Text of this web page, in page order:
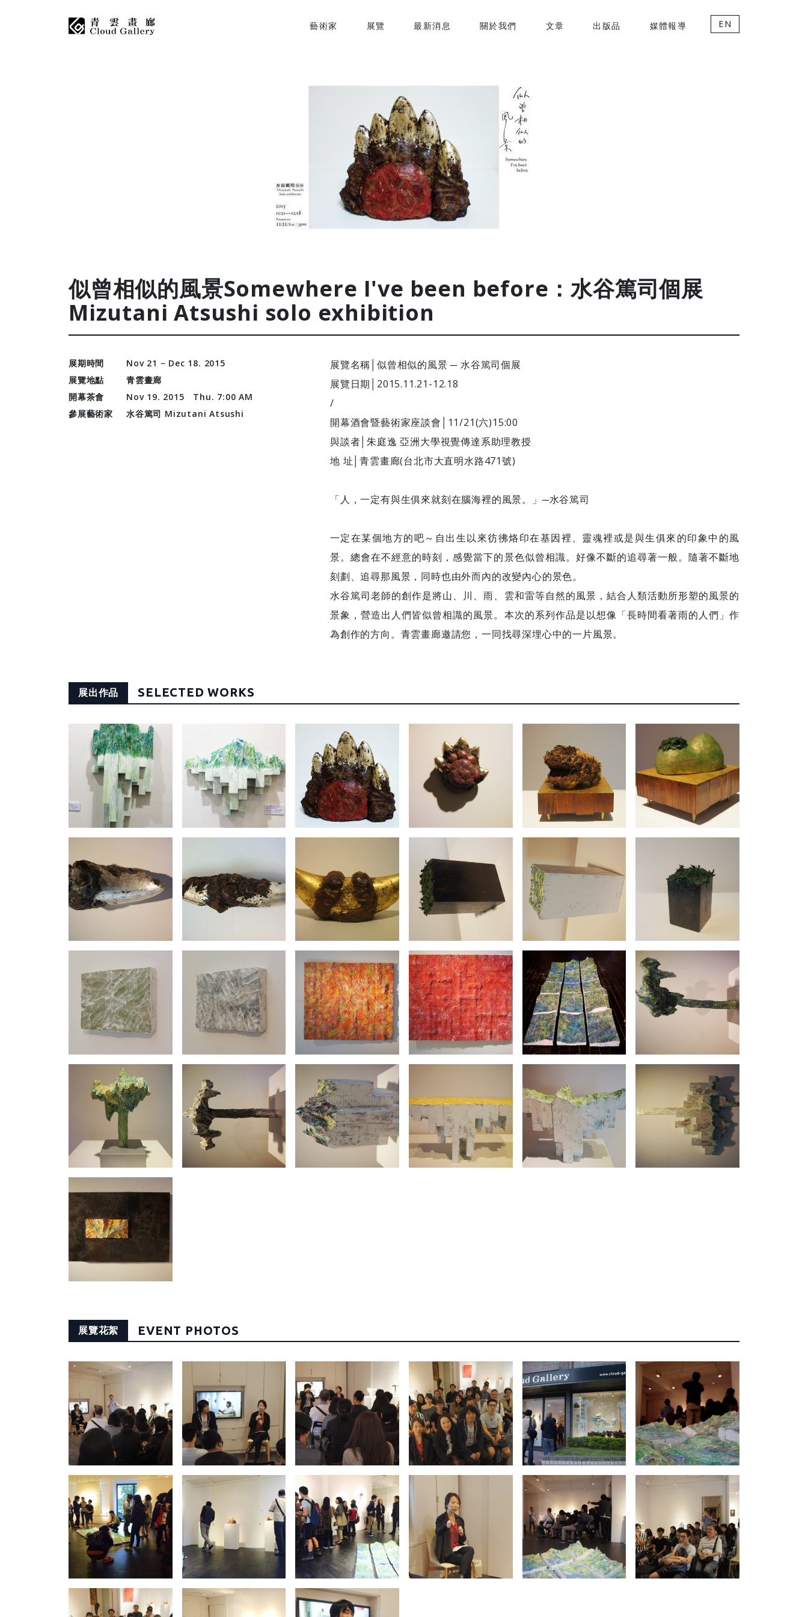
藝術家 展覽 最新消息 關於我們 文章 出版品 媒體報導 EN
似曾相似的風景Somewhere I've been before：水谷篤司個展
Mizutani Atsushi solo exhibition
展期時間
Nov 21 − Dec 18. 2015
展覽地點
青雲畫廊
開幕茶會
Nov 19. 2015 Thu. 7:00 AM
參展藝術家
水谷篤司 Mizutani Atsushi
展覽名稱│似曾相似的風景 ─ 水谷篤司個展
展覽日期│2015.11.21-12.18
/
開幕酒會暨藝術家座談會│11/21(六)15:00
與談者│朱庭逸 亞洲大學視覺傳達系助理教授
地 址│青雲畫廊(台北市大直明水路471號)
「人，一定有與生俱來就刻在腦海裡的風景。」─水谷篤司
一定在某個地方的吧～自出生以來彷彿烙印在基因裡、靈魂裡或是與生俱來的印象中的風
景。總會在不經意的時刻，感覺當下的景色似曾相識。好像不斷的追尋著一般。隨著不斷地
刻劃、追尋那風景，同時也由外而內的改變內心的景色。
水谷篤司老師的創作是將山、川、雨、雲和雷等自然的風景，結合人類活動所形塑的風景的
景象，營造出人們皆似曾相識的風景。本次的系列作品是以想像「長時間看著雨的人們」作
為創作的方向。青雲畫廊邀請您，一同找尋深埋心中的一片風景。
展出作品 SELECTED WORKS
展覽花絮 EVENT PHOTOS